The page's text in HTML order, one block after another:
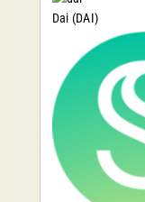
Dai (DAI)